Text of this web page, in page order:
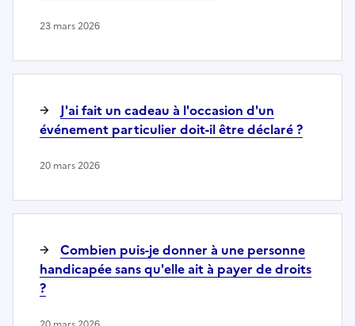
23 mars 2026
J'ai fait un cadeau à l'occasion d'un
événement particulier doit-il être déclaré ?
20 mars 2026
Combien puis-je donner à une personne
handicapée sans qu'elle ait à payer de droits
?